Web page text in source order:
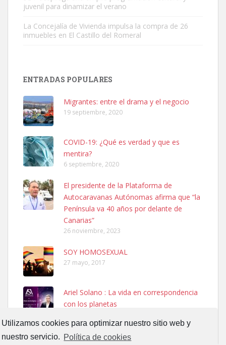
Utilizamos cookies para optimizar nuestro sitio web y
nuestro servicio. Política de cookies
hembra, 4 años. Por motivos personales ...
Leales.org » Gran Canaria
SHIBA PERDIDO AVDA JOSE MESA Y LOPEZ
PERRO MACHO RAZA SHIBA CON MICROCHIP PERDIDO HOY
06/07/2025 ZONA MESA Y LOPEZ. ES MUY ASUSTADIZO
Leales.org » Gran Canaria
Ninfa perdida
calle, se perdió por la zon...
Leales.org » Gran Canaria | 6.7.2025
juvenil para dinamizar el verano
La Concejalía de Vivienda impulsa la compra de 26
inmuebles en El Castillo del Romeral
ENTRADAS POPULARES
Migrantes: entre el drama y el negocio
19 septiembre, 2020
COVID-19: ¿Qué es verdad y que es
mentira?
6 septiembre, 2020
El presidente de la Plataforma de
Autocaravanas Autónomas afirma que “la
Península va 40 años por delante de
Canarias”
26 noviembre, 2023
SOY HOMOSEXUAL
27 mayo, 2017
Ariel Solano : La vida en correspondencia
con los planetas